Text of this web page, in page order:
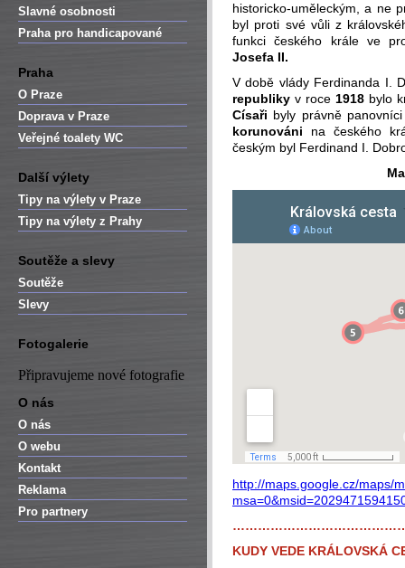
Slavné osobnosti
Praha pro handicapované
Praha
O Praze
Doprava v Praze
Veřejné toalety WC
Další výlety
Tipy na výlety v Praze
Tipy na výlety z Prahy
Soutěže a slevy
Soutěže
Slevy
Fotogalerie
Připravujeme nové fotografie
O nás
O nás
O webu
Kontakt
Reklama
Pro partnery
historicko-uměleckým, a ne
byl proti své vůli z
funkci českého krále ve
Josefa II.
V době vlády Ferdinanda I.
republiky v roce 1918 bylo
Císaři byly právně
korunováni na českého
českým byl Ferdinand I.
http://maps.google.cz/maps/
KUDY VEDE KRÁLOVSKÁ